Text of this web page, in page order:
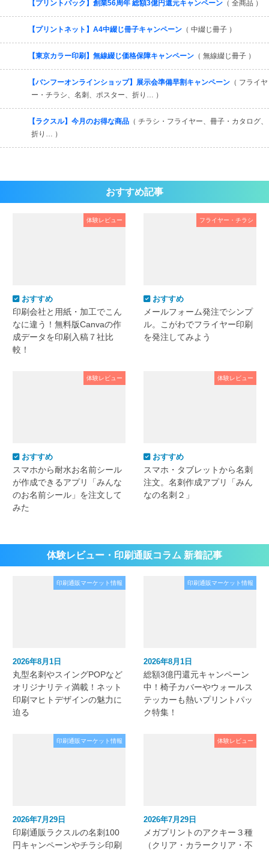
【プリントパック】創業56周年 総額3億円還元キャンペーン （ 全商品 ）
【プリントネット】A4中綴じ冊子キャンペーン （ 中綴じ冊子 ）
【東京カラー印刷】無線綴じ価格保障キャンペーン （ 無線綴じ冊子 ）
【バンフーオンラインショップ】展示会準備早割キャンペーン （ フライヤ
ー・チラシ、名刺、ポスター、折り… ）
【ラクスル】今月のお得な商品 （ チラシ・フライヤー、冊子・カタログ、
折り… ）
おすすめ記事
体験レビュー
おすすめ
印刷会社と用紙・加工でこん
なに違う！無料版Canvaの作
成データを印刷入稿７社比
較！
フライヤー・チラシ
おすすめ
メールフォーム発注でシンプ
ル。こがわでフライヤー印刷
を発注してみよう
体験レビュー
おすすめ
スマホから耐水お名前シール
が作成できるアプリ「みんな
のお名前シール」を注文して
みた
体験レビュー
おすすめ
スマホ・タブレットから名刺
注文。名刺作成アプリ「みん
なの名刺２」
体験レビュー・印刷通販コラム 新着記事
印刷通販マーケット情報
2026年8月1日
丸型名刺やスイングPOPなど
オリジナリティ満載！ネット
印刷マヒトデザインの魅力に
迫る
印刷通販マーケット情報
2026年8月1日
総額3億円還元キャンペーン
中！椅子カバーやウォールス
テッカーも熱いプリントパッ
ク特集！
印刷通販マーケット情報
2026年7月29日
印刷通販ラクスルの名刺100
円キャンペーンやチラシ印刷
体験レビュー
2026年7月29日
メガプリントのアクキー３種
（クリア・カラークリア・不